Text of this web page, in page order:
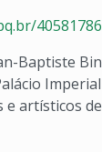
Baptiste
artísticos